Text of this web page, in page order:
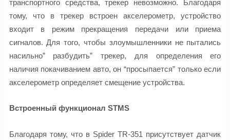
транспортного средства, трекер невозможно. Благодаря
тому, что в трекер встроен акселерометр, устройство
входит в режим прекращения передачи или приема
сигналов. Для того, чтобы злоумышленники не пытались
насильно” разбудить” трекер, для определения его
наличия покачиванием авто, он “просыпается” только если
акселерометр определяет смещение устройства.
Встроенный функционал STMS
Благодаря тому, что в Spider TR-351 присутствует датчик